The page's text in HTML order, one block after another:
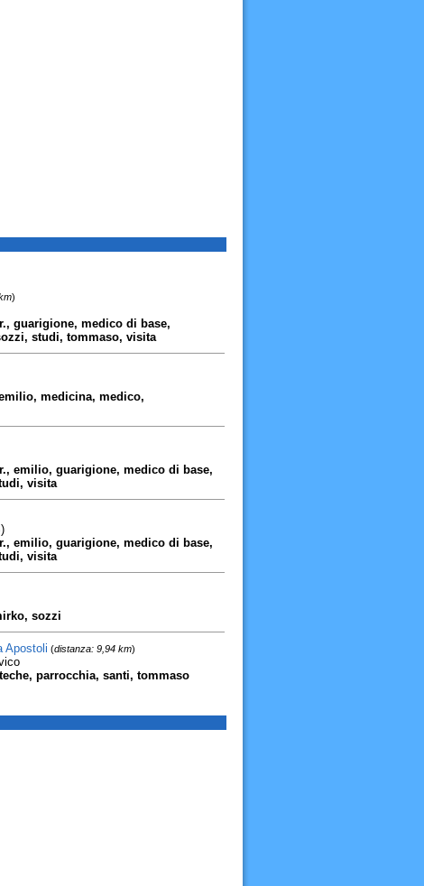
)
guarigione, medico di base,
studi, tommaso, visita
medicina, medico,
emilio, guarigione, medico di base,
visita
emilio, guarigione, medico di base,
visita
sozzi
Apostoli (distanza: 9,94 km)
parrocchia, santi, tommaso